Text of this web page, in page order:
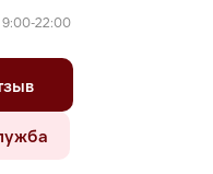
9:00-22:00